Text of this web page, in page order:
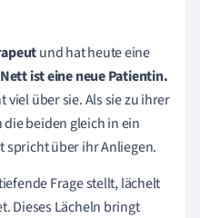
und hat heute eine
ist eine neue Patientin.
viel über sie. Als sie zu ihrer
beiden gleich in ein
spricht über ihr Anliegen.
Frage stellt, lächelt
Dieses Lächeln bringt